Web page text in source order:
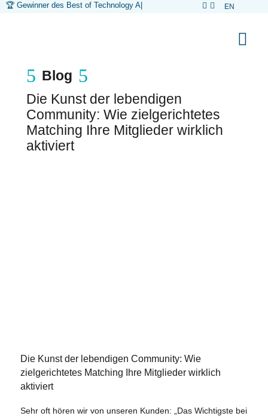
🏆 Gewinner des Best of Technology Awar   EN


5 Blog 5
Die Kunst der lebendigen
Community: Wie zielgerichtetes
Matching Ihre Mitglieder wirklich
aktiviert
Die Kunst der lebendigen Community: Wie
zielgerichtetes Matching Ihre Mitglieder wirklich
aktiviert
Sehr oft hören wir von unseren Kunden: „Das Wichtigste bei